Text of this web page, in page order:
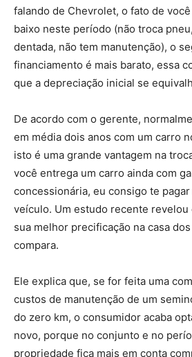
falando de Chevrolet, o fato de
baixo neste período (não troca
dentada, não tem manutenção), o
financiamento é mais barato, essa
que a depreciação inicial se
De acordo com o gerente,
em média dois anos com um carro
isto é uma grande vantagem na
você entrega um carro ainda com
concessionária, eu consigo te
veículo. Um estudo recente revelou
sua melhor precificação na casa
compara.
Ele explica que, se for feita uma
custos de manutenção de um
do zero km, o consumidor acaba
novo, porque no conjunto e no
propriedade fica mais em conta